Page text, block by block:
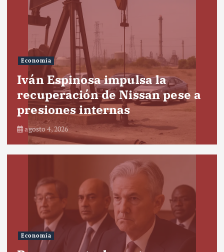
Economía
Iván Espinosa impulsa la
recuperación de Nissan pese a
presiones internas
agosto 4, 2026
Economía